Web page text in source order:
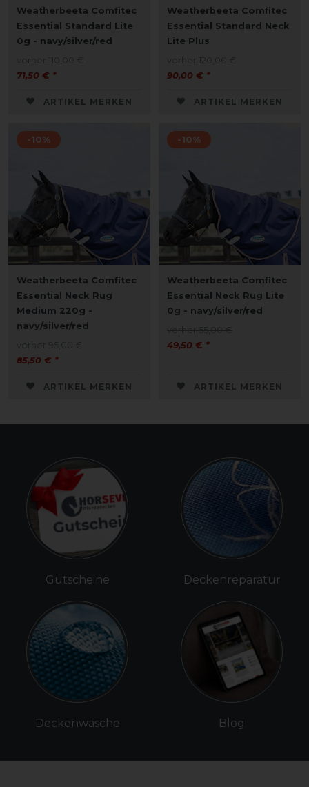
Weatherbeeta Comfitec
Essential Standard Lite
0g - navy/silver/red
71,50 € *
ARTIKEL MERKEN
Weatherbeeta Comfitec
Essential Standard Neck
Lite Plus
90,00 € *
ARTIKEL MERKEN
-10%
Weatherbeeta Comfitec
Essential Neck Rug
Medium 220g -
navy/silver/red
85,50 € *
ARTIKEL MERKEN
-10%
Weatherbeeta Comfitec
Essential Neck Rug Lite
0g - navy/silver/red
49,50 € *
ARTIKEL MERKEN
Gutscheine
Deckenwäsche
Deckenreparatur
Blog